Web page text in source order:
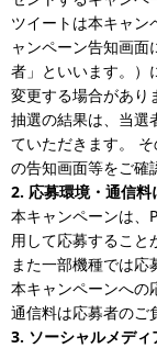
ツイートは本キャン
ャンペーン告知画
者」といいます。）
変更する場合があり
抽選の結果は、当選
ていただきます。
の告知画面等をご確
2. 応募環境・通信料
本キャンペーンは、
用して応募すること
また一部機種では応
本キャンペーンへの
通信料は応募者のご
3. ソーシャルメデ